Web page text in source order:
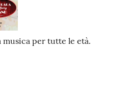
musica per tutte le età.